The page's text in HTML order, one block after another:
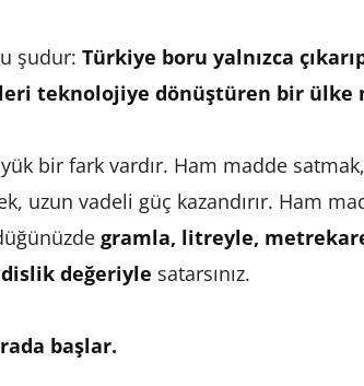
şudur: Türkiye boru yalnızca
teknolojiye dönüştüren bir ülke
bir fark vardır. Ham madde
uzun vadeli güç kazandırır. Ham
gramla, litreyle,
değeriyle satarsınız.
başlar.